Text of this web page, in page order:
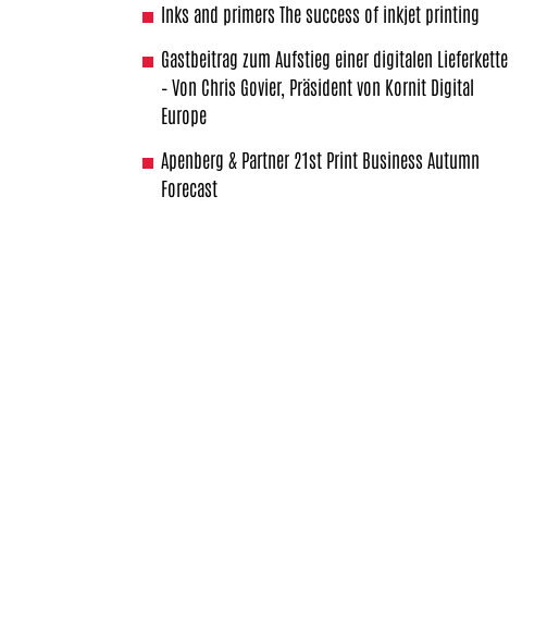
Inks and primers The success of inkjet printing
Gastbeitrag zum Aufstieg einer digitalen Lieferkette
– Von Chris Govier, Präsident von Kornit Digital
Europe
Apenberg & Partner 21st Print Business Autumn
Forecast